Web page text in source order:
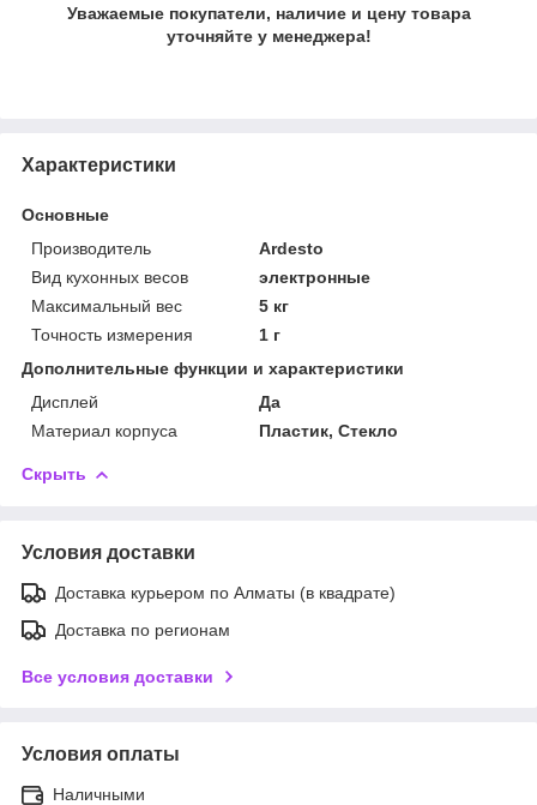
Уважаемые покупатели, наличие и цену товара
уточняйте у менеджера!
Характеристики
Основные
Производитель
Ardesto
Вид кухонных весов
электронные
Максимальный вес
5 кг
Точность измерения
1 г
Дополнительные функции и характеристики
Дисплей
Да
Материал корпуса
Пластик, Стекло
Скрыть
Условия доставки
Доставка курьером по Алматы (в квадрате)
Доставка по регионам
Все условия доставки
Условия оплаты
Наличными